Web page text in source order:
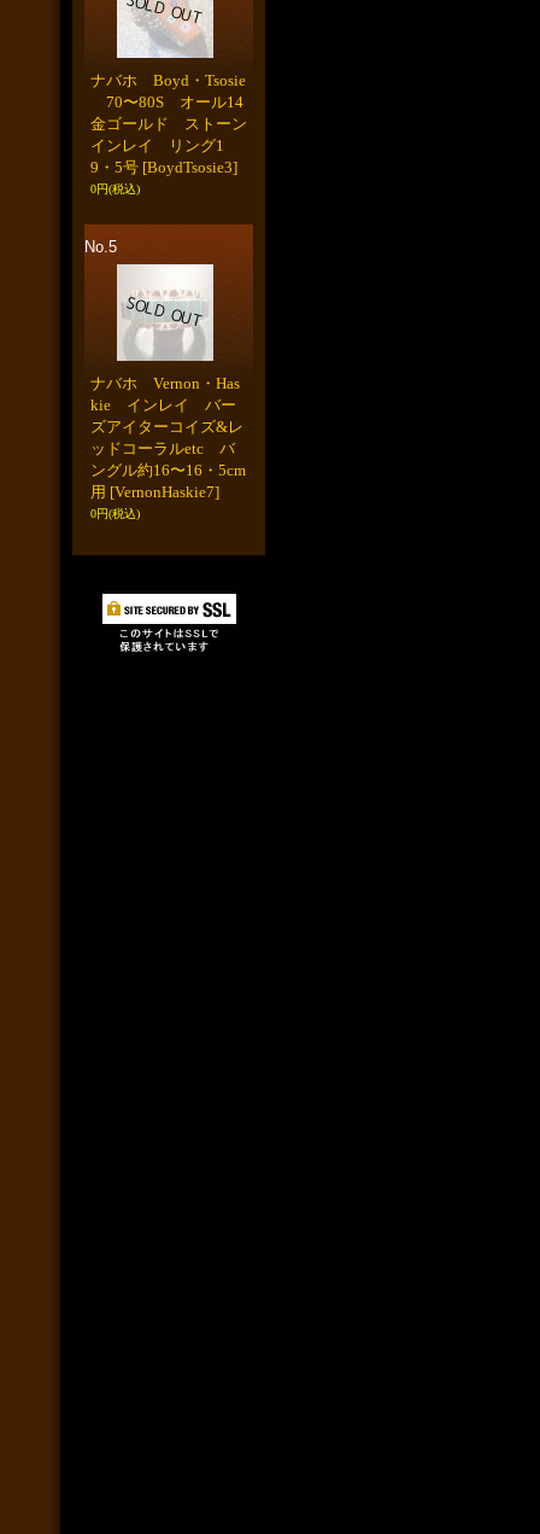
ナバホ Boyd・Tsosie
70〜80S オール14
金ゴールド ストーン
インレイ リング1
9・5号 [BoydTsosie3]
0円(税込)
No.5
ナバホ Vernon・Has
kie インレイ バー
ズアイターコイズ&レ
ッドコーラルetc バ
ングル約16〜16・5cm
用 [VernonHaskie7]
0円(税込)